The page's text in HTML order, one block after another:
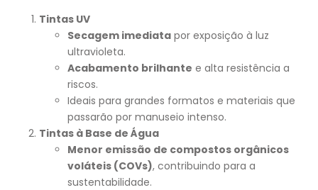
Tintas UV
Secagem imediata por exposição à luz
ultravioleta.
Acabamento brilhante e alta resistência a
riscos.
Ideais para grandes formatos e materiais que
passarão por manuseio intenso.
Tintas à Base de Água
Menor emissão de compostos orgânicos
voláteis (COVs), contribuindo para a
sustentabilidade.